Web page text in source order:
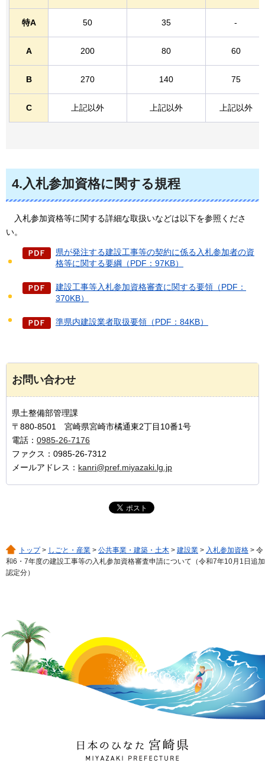
特A 50 35 -
A 200 80 60
B 270 140 75
C 上記以外 上記以外 上記以外
4.入札参加資格に関する規程
入札参加資格等に関する詳細な取扱いなどは以下を参照くださ
い。
県が発注する建設工事等の契約に係る入札参加者の資
格等に関する要綱（PDF：97KB）
建設工事等入札参加資格審査に関する要領（PDF：
370KB）
準県内建設業者取扱要領（PDF：84KB）
お問い合わせ
県土整備部管理課
〒880-8501 宮崎県宮崎市橘通東2丁目10番1号
電話： 0985-26-7176
ファクス：0985-26-7312
メールアドレス： kanri@pref.miyazaki.lg.jp
トップ> しごと・産業 > 公共事業・建築・土木 > 建設業 > 入札参加資格 > 令
和6・7年度の建設工事等の入札参加資格審査申請について（令和7年10月1日追加
認定分）
日本のひなた 宮崎県
MIYAZAKI PREFECTURE